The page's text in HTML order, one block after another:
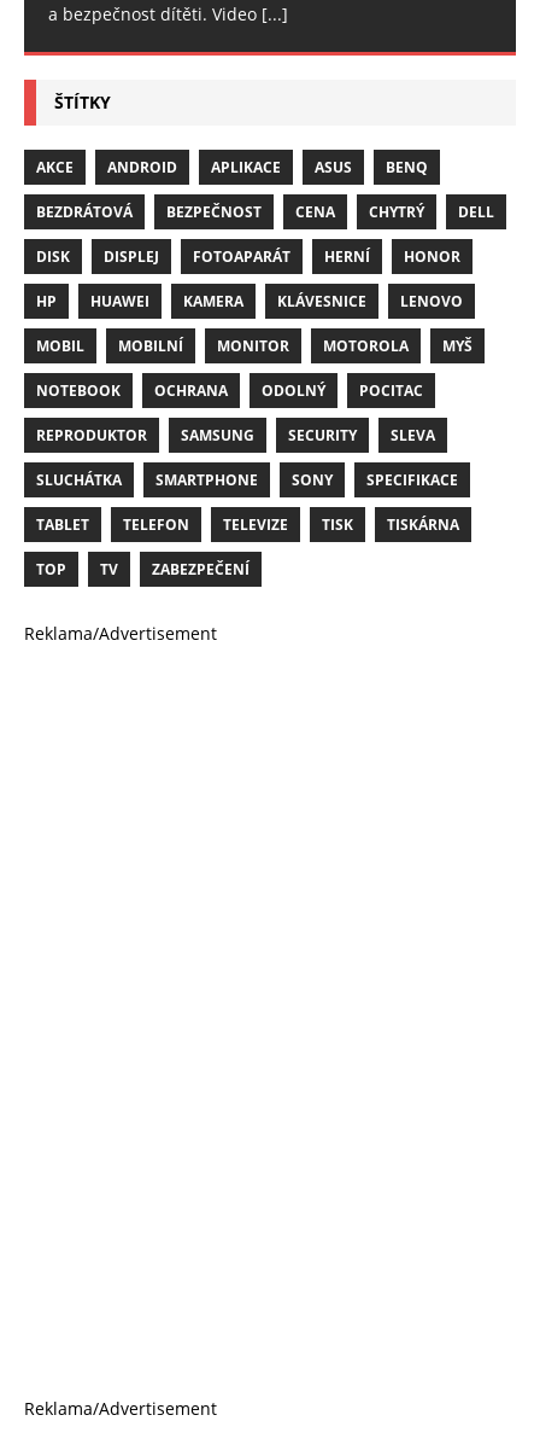
a bezpečnost dítěti. Video [...]
ŠTÍTKY
AKCE ANDROID APLIKACE ASUS BENQ
BEZDRÁTOVÁ BEZPEČNOST CENA CHYTRÝ DELL
DISK DISPLEJ FOTOAPARÁT HERNÍ HONOR
HP HUAWEI KAMERA KLÁVESNICE LENOVO
MOBIL MOBILNÍ MONITOR MOTOROLA MYŠ
NOTEBOOK OCHRANA ODOLNÝ POCITAC
REPRODUKTOR SAMSUNG SECURITY SLEVA
SLUCHÁTKA SMARTPHONE SONY SPECIFIKACE
TABLET TELEFON TELEVIZE TISK TISKÁRNA
TOP TV ZABEZPEČENÍ
Reklama/Advertisement
Reklama/Advertisement